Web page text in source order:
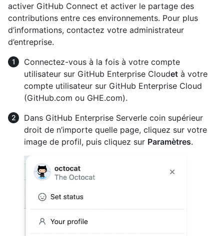
activer GitHub Connect et activer le partage des
contributions entre ces environnements. Pour plus
d’informations, contactez votre administrateur
d’entreprise.
Connectez-vous à la fois à votre compte
utilisateur sur GitHub Enterprise Cloudet à votre
compte utilisateur sur GitHub Enterprise Cloud
(GitHub.com ou GHE.com).
Dans GitHub Enterprise Serverle coin supérieur
droit de n’importe quelle page, cliquez sur votre
image de profil, puis cliquez sur Paramètres.